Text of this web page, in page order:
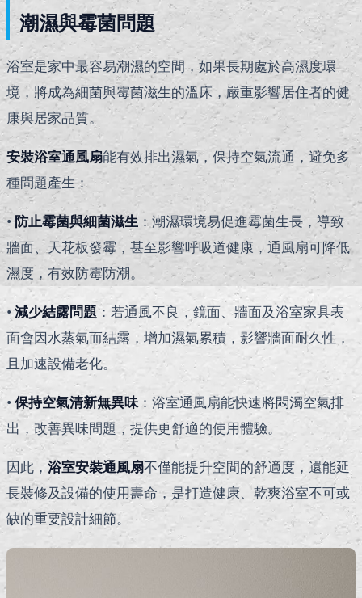
潮濕與霉菌問題
浴室是家中最容易潮濕的空間，如果長期處於高濕度環
境，將成為細菌與霉菌滋生的溫床，嚴重影響居住者的健
康與居家品質。
安裝浴室通風扇能有效排出濕氣，保持空氣流通，避免多
種問題產生：
• 防止霉菌與細菌滋生：潮濕環境易促進霉菌生長，導致
牆面、天花板發霉，甚至影響呼吸道健康，通風扇可降低
濕度，有效防霉防潮。
•減少結露問題：若通風不良，鏡面、牆面及浴室家具表
面會因水蒸氣而結露，增加濕氣累積，影響牆面耐久性，
且加速設備老化。
• 保持空氣清新無異味：浴室通風扇能快速將悶濁空氣排
出，改善異味問題，提供更舒適的使用體驗。
因此， 浴室安裝通風扇不僅能提升空間的舒適度，還能延
長裝修及設備的使用壽命，是打造健康、乾爽浴室不可或
缺的重要設計細節。